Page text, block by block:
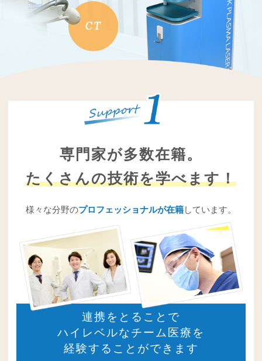
専門家が多数在籍。
たくさんの技術を学べます！
様々な分野のプロフェッショナルが在籍しています。
連携をとることで
ハイレベルなチーム医療を
経験することができます